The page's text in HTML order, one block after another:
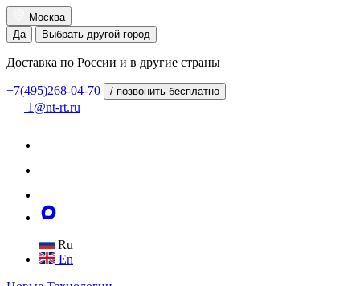
Москва
Да
Выбрать другой город
Доставка по России и в другие страны
+7(495)268-04-70 / позвонить бесплатно
1@nt-rt.ru
Ru
En